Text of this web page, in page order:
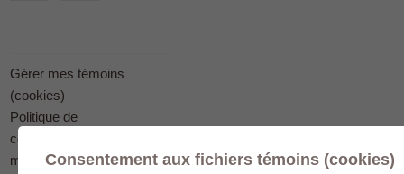
Gérer mes témoins
(cookies)
Politique de
confidentialité en
matièreConsentement aux fichiers témoins (cookies)